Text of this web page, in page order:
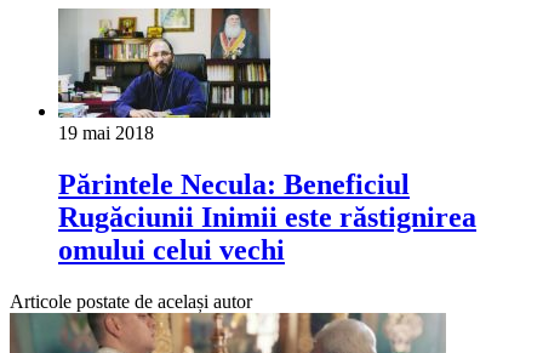
19 mai 2018
Părintele Necula: Beneficiul
Rugăciunii Inimii este răstignirea
omului celui vechi
Articole postate de același autor